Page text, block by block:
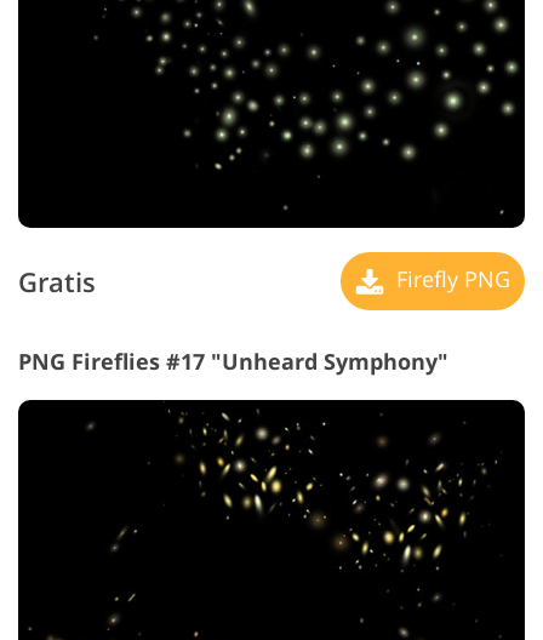
Gratis Firefly PNG
PNG Fireflies #17 "Unheard Symphony"